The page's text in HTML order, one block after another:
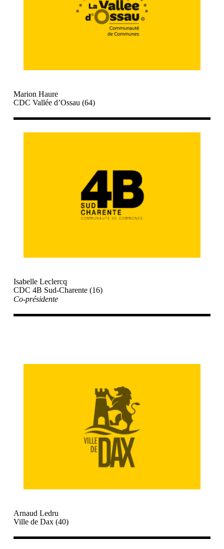
Marion Haure
CDC Vallée d’Ossau (64)
Isabelle Leclercq
CDC 4B Sud-Charente (16)
Co-présidente
Arnaud Ledru
Ville de Dax (40)